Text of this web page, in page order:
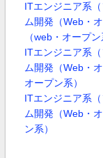
ITエンジニア系
ム開発（Web・オ
（web・オープン
ITエンジニア系
ム開発（Web・オ
オープン系）
ITエンジニア系
ム開発（Web・オ
ン系）